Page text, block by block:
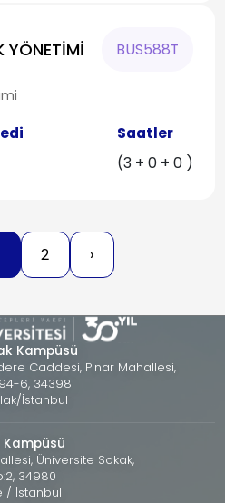
YÖNETİMİ BUS588T
Saatler
(3 + 0 + 0 )
2 ›
Kampüsü
Caddesi, Pınar Mahallesi,
6, 34398
İstanbul
Kampüsü
Üniversite Sokak,
34980
/ İstanbul